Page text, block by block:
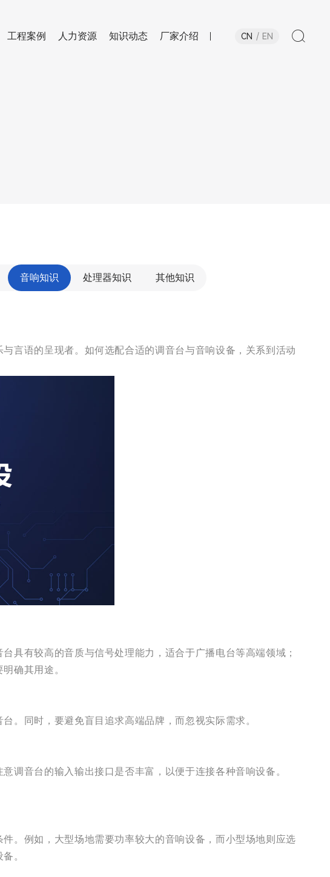
工程案例 人力资源 知识动态 厂家介绍 CN EN
音响知识 处理器知识 其他知识
言语的呈现者。如何选配合适的调音台与音响设备，关系到活动
具有较高的音质与信号处理能力，适合于广播电台等高端领域；
确其用途。
。同时，要避免盲目追求高端品牌，而忽视实际需求。
调音台的输入输出接口是否丰富，以便于连接各种音响设备。
。例如，大型场地需要功率较大的音响设备，而小型场地则应选
。